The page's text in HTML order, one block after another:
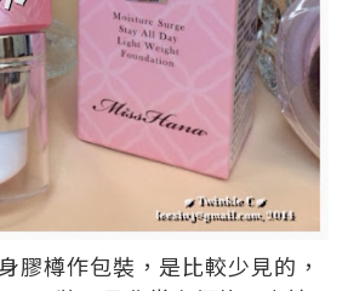
膠樽作包裝，是比較少見的，